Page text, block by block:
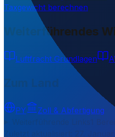
Taxgewicht berechnen
Weiterführendes
Luftfracht Grundlagen
PY
Zoll & Abfertigung
1